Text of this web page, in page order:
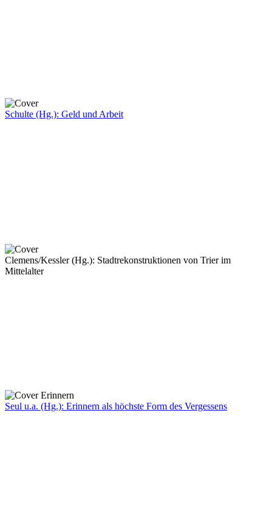
Schulte (Hg.): Geld und Arbeit
Clemens/Kessler (Hg.): Stadtrekonstruktionen von Trier im
Mittelalter
Seul u.a. (Hg.): Erinnern als höchste Form des Vergessens